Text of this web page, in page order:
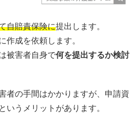
自賠責保険に提出します。
作成を依頼します。
被害者自身で何を提出するか検討
者の手間はかかりますが、申請資
いうメリットがあります。